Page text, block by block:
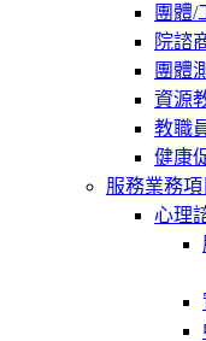
團體/
院諮
團體
資源
教職
健康
服務業務項
心理